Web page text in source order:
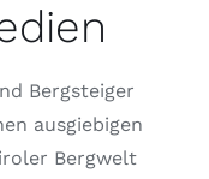
Bergsteiger
ausgiebigen
Bergwelt